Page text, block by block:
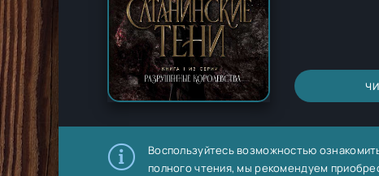
Воспользуйтесь возможностью
полного чтения, мы рекомендуем